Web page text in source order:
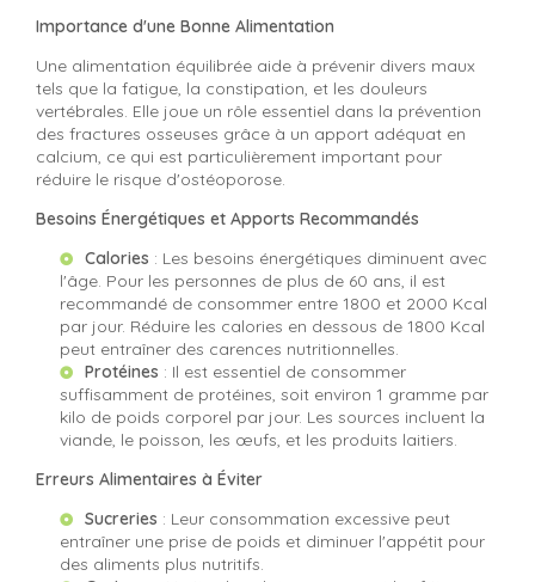
Importance d'une Bonne Alimentation
Une alimentation équilibrée aide à prévenir divers maux
tels que la fatigue, la constipation, et les douleurs
vertébrales. Elle joue un rôle essentiel dans la prévention
des fractures osseuses grâce à un apport adéquat en
calcium, ce qui est particulièrement important pour
réduire le risque d'ostéoporose.
Besoins Énergétiques et Apports Recommandés
Calories : Les besoins énergétiques diminuent avec
l'âge. Pour les personnes de plus de 60 ans, il est
recommandé de consommer entre 1800 et 2000 Kcal
par jour. Réduire les calories en dessous de 1800 Kcal
peut entraîner des carences nutritionnelles.
Protéines : Il est essentiel de consommer
suffisamment de protéines, soit environ 1 gramme par
kilo de poids corporel par jour. Les sources incluent la
viande, le poisson, les œufs, et les produits laitiers.
Erreurs Alimentaires à Éviter
Sucreries : Leur consommation excessive peut
entraîner une prise de poids et diminuer l'appétit pour
des aliments plus nutritifs.